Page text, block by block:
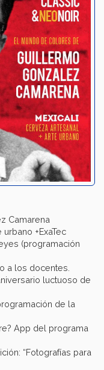
Camarena
+ExaTec
(programación
a los docentes.
luctuoso de
de la
App del programa
“Fotografías para